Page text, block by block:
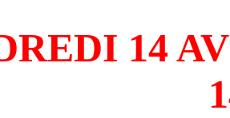
14